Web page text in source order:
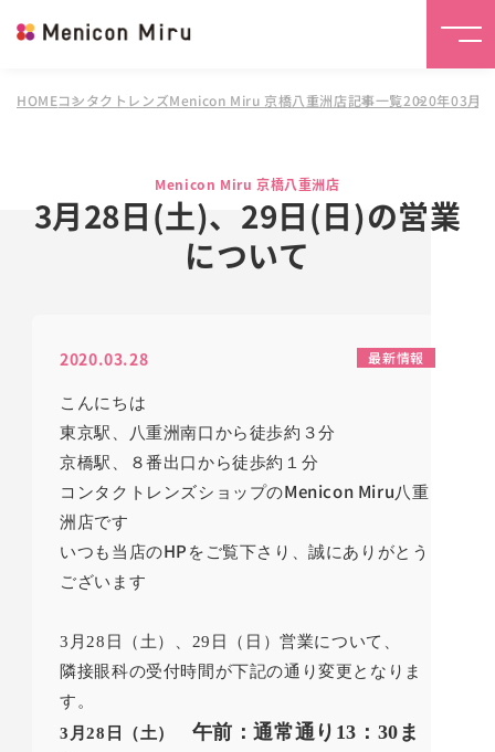
HOMEコンタクトレンズMenicon Miru 京橋八重洲店記事一覧2020年03月
Menicon Miru 京橋八重洲店
3月28日(土)、29日(日)の営業
について
2020.03.28 最新情報
こんにちは
東京駅、八重洲南口から徒歩約３分
京橋駅、８番出口から徒歩約１分
コンタクトレンズショップのMenicon Miru八重
洲店です
いつも当店のHP をご覧下さり、誠にありがとう
ございます
3月28日（土）、29日（日）営業について、
隣接眼科の受付時間が下記の通り変更となりま
す。
3月28日（土） 午前：通常通り13：30ま